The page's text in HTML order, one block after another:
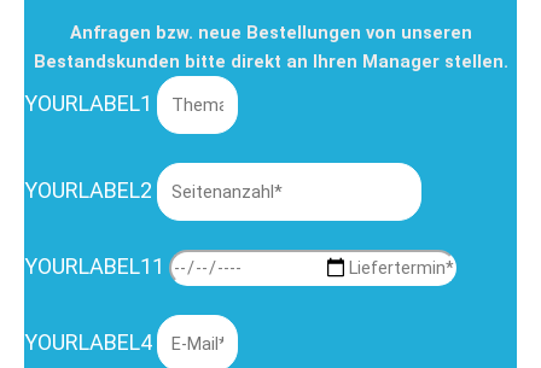
Anfragen bzw. neue Bestellungen von unseren
Bestandskunden bitte direkt an Ihren Manager stellen.
YOURLABEL1
YOURLABEL2
YOURLABEL11
YOURLABEL4